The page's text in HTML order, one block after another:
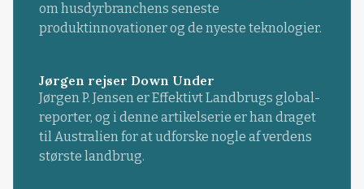
om husdyrbranchens seneste
produktinnovationer og de nyeste teknologier.
Jørgen rejser Down Under
Jørgen P. Jensen er Effektivt Landbrugs global-
reporter, og i denne artikelserie er han draget
til Australien for at udforske nogle af verdens
største landbrug.